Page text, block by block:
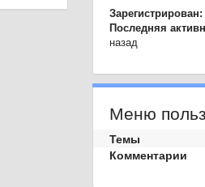
Зарегистрирован:
Последняя
назад
Меню
Темы
Комментарии